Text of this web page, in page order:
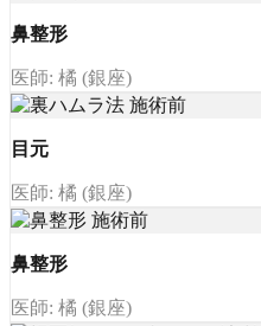
鼻整形
医師: 橘 (銀座)
目元
医師: 橘 (銀座)
鼻整形
医師: 橘 (銀座)